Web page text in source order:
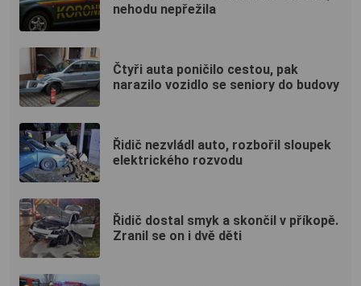
nehodu nepřežila
Čtyři auta poničilo cestou, pak
narazilo vozidlo se seniory do budovy
Řidič nezvládl auto, rozbořil sloupek
elektrického rozvodu
Řidič dostal smyk a skončil v příkopě.
Zranil se on i dvě děti